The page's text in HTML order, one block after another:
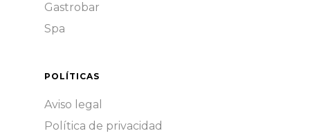
Gastrobar
Spa
POLÍTICAS
Aviso legal
Política de privacidad